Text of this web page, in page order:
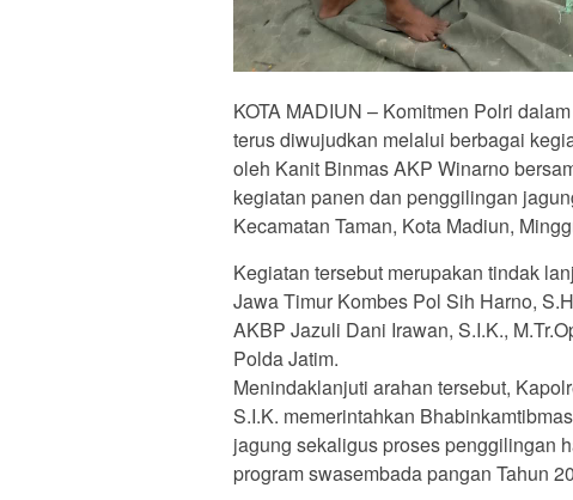
KOTA MADIUN – Komitmen Polri
terus diwujudkan melalui berbagai
oleh Kanit Binmas AKP Winarno
kegiatan panen dan penggilingan
Kecamatan Taman, Kota Madiun,
Kegiatan tersebut merupakan tindak
Jawa Timur Kombes Pol Sih Harno,
AKBP Jazuli Dani Irawan, S.I.K.,
Polda Jatim.
Menindaklanjuti arahan tersebut,
S.I.K. memerintahkan
jagung sekaligus proses penggilingan
program swasembada pangan Tahun